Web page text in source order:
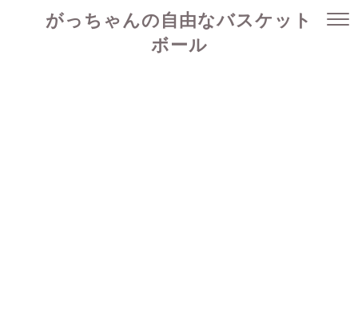
がっちゃんの自由なバスケット
ボール